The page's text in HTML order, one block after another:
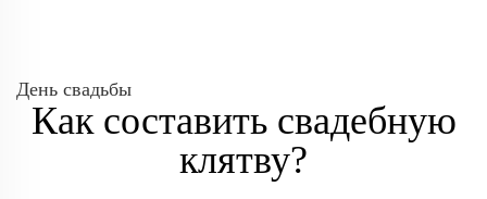
День свадьбы
Как составить свадебную
клятву?